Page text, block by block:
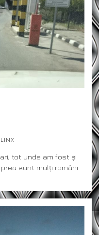
tot unde am fost și
sunt mulți români